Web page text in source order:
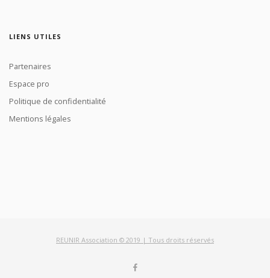
LIENS UTILES
Partenaires
Espace pro
Politique de confidentialité
Mentions légales
REUNIR Association © 2019 | Tous droits réservés